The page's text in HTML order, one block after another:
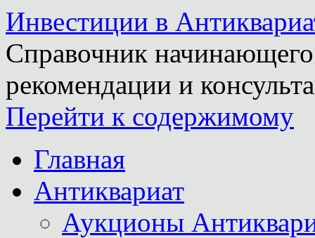
Инвестиции в
Справочник
рекомендации и
Перейти к содержимому
Главная
Антиквариат
Аукционы